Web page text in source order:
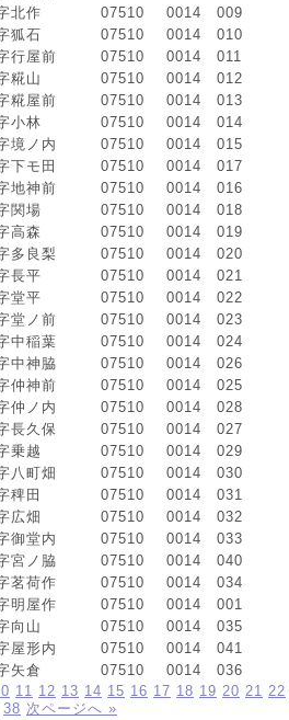
北作 07510 0014
009
狐石 07510 0014
010
行屋前 07510 0014
011
糀山 07510 0014
012
糀屋前 07510 0014
013
小林 07510 0014
014
境ノ内 07510 0014
015
下モ田 07510 0014
017
地神前 07510 0014
016
関場 07510 0014
018
高森 07510 0014
019
多良梨 07510 0014
020
長平 07510 0014
021
堂平 07510 0014
022
堂ノ前 07510 0014
023
中稲葉 07510 0014
024
中神脇 07510 0014
026
仲神前 07510 0014
025
仲ノ内 07510 0014
028
長久保 07510 0014
027
乗越 07510 0014
029
八町畑 07510 0014
030
稗田 07510 0014
031
広畑 07510 0014
032
御堂内 07510 0014
033
宮ノ脇 07510 0014
040
茗荷作 07510 0014
034
明屋作 07510 0014
001
向山 07510 0014
035
屋形内 07510 0014
041
矢倉 07510 0014
036
11 12 13 14 15 16 17 18 19 20 21 22
38 次ページへ »